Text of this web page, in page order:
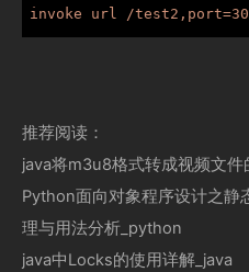
推荐阅读：
java将m3u8格式转成视频文件
Python面向对象程序设计之静
理与用法分析_python
java中Locks的使用详解_java